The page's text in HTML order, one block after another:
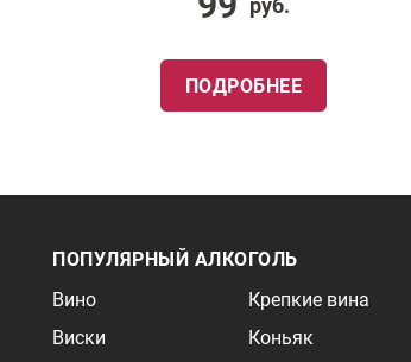
руб.
ПОДРОБНЕЕ
ПОПУЛЯРНЫЙ АЛКОГОЛЬ
Вино
Виски
Крепкие вина
Коньяк